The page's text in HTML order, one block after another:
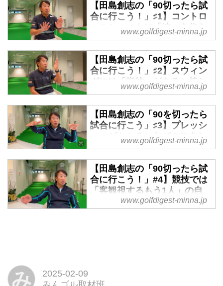
【田島創志の「90切ったら試
合に行こう！」♯1】コントロ
ールショットに「波」を作ら
ないのが競技ゴルフ - みんな
のゴルフダイジェスト
【田島創志の「90切ったら試合に
行こう！」】は、レギュラーツア
ーで優勝経験もあり、テレビ解説
志氏が、「競技ゴルフで結果を出
すために必要なノウハウ」を伝授
する競技ゴルファー養成企画で
す。スウィングの作り方、練習
ゴルフ」と「競技ゴルフ」の違い
をご紹介するものです。
www.golfdigest-minna.jp
【田島創志の「90切ったら試
合に行こう！」♯2】スウィン
グには「指紋」がある。持ち
球を作る第一歩はスウィング
のトレースを知ること - みん
なのゴルフダイジェスト
【田島創志の「90切ったら試合に
行こう！」】は、レギュラーツア
でもおなじみのトッププロ田島創
志氏が、「競技ゴルフで結果を出
すために必要なノウハウ」を伝授
する競技ゴルファー養成企画で
す。スウィングの作り方、練習
www.golfdigest-minna.jp
【田島創志の「90を切ったら
試合に行こう」♯3】プレッシ
ャーがかかるとなぜミスをし
てしまうのか？ - みんなのゴ
ルフダイジェスト
【田島創志の「90切ったら試合に
行こう！」】は、レギュラーツア
ーで優勝経験もあり、テレビ解説
でもおなじみのトッププロ田島創
www.golfdigest-minna.jp
【田島創志の「90切ったら試
合に行こう！」#4】競技では
「客観視するもう1人」の自
分を横に置いておく - みんな
のゴルフダイジェスト
www.golfdigest-minna.jp
み
2025-02-09